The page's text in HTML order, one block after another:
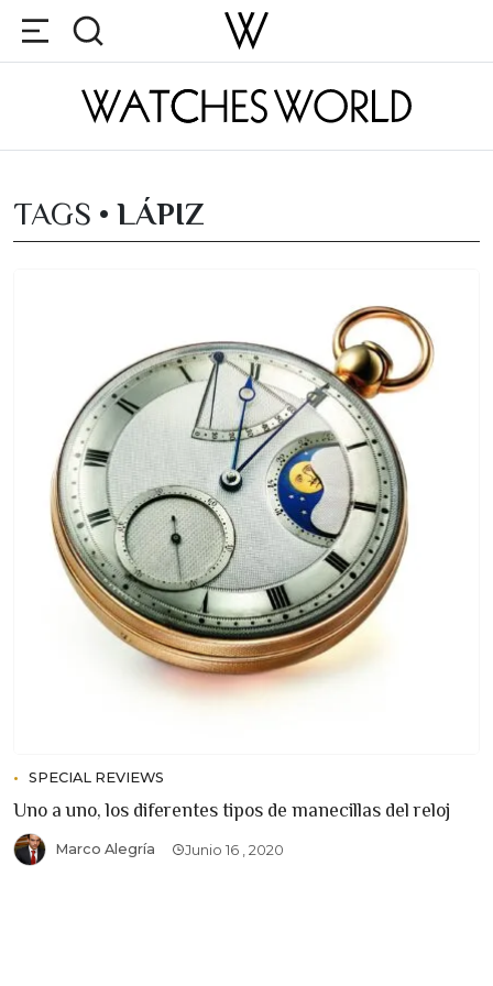
TAGS • LÁPIZ
SPECIAL REVIEWS
Uno a uno, los diferentes tipos de manecillas del reloj
Marco Alegría Junio 16 , 2020